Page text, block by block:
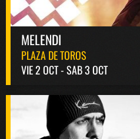
MELENDI
PLAZA DE TOROS
VIE 2 OCT - SAB 3 OCT